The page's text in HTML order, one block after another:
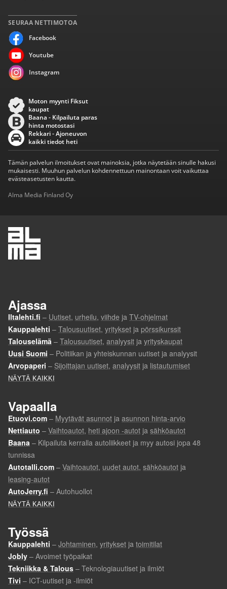
SEURAA NETTIMOTOA
Facebook
Youtube
Instagram
Moton myynti Fiksut
kaupat
Baana - Kilpailuta paras
hinta motostasi
Rekkari - Ajoneuvon
kaikki tiedot heti
Tämän palvelun ilmoitukset ovat mainoksia, jotka näytetään sinulle hakusi
mukaisesti. Muuhun palvelun kohdennettuun mainontaan voit vaikuttaa
evästeasetusten kautta.
Alma Media Finland Oy